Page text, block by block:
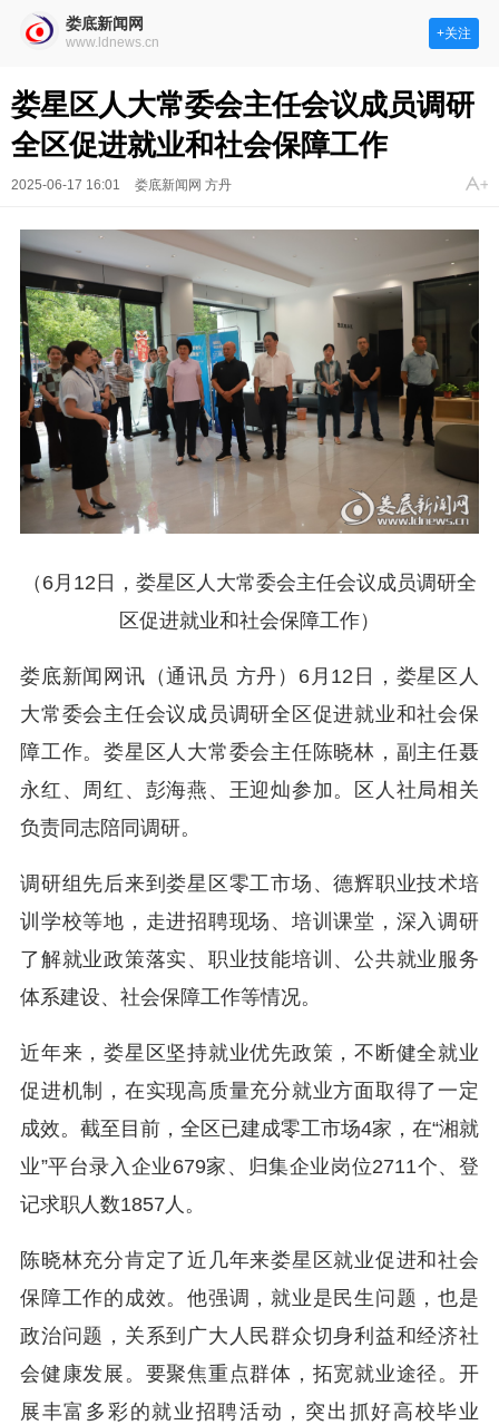
娄底新闻网
www.ldnews.cn
+关注
娄星区人大常委会主任会议成员调研
全区促进就业和社会保障工作
2025-06-17 16:01 娄底新闻网 方丹
（6月12日，娄星区人大常委会主任会议成员调研全
区促进就业和社会保障工作）
娄底新闻网讯（通讯员 方丹）6月12日，娄星区人
大常委会主任会议成员调研全区促进就业和社会保
障工作。娄星区人大常委会主任陈晓林，副主任聂
永红、周红、彭海燕、王迎灿参加。区人社局相关
负责同志陪同调研。
调研组先后来到娄星区零工市场、德辉职业技术培
训学校等地，走进招聘现场、培训课堂，深入调研
了解就业政策落实、职业技能培训、公共就业服务
体系建设、社会保障工作等情况。
近年来，娄星区坚持就业优先政策，不断健全就业
促进机制，在实现高质量充分就业方面取得了一定
成效。截至目前，全区已建成零工市场4家，在“湘就
业”平台录入企业679家、归集企业岗位2711个、登
记求职人数1857人。
陈晓林充分肯定了近几年来娄星区就业促进和社会
保障工作的成效。他强调，就业是民生问题，也是
政治问题，关系到广大人民群众切身利益和经济社
会健康发展。要聚焦重点群体，拓宽就业途径。开
展丰富多彩的就业招聘活动，突出抓好高校毕业